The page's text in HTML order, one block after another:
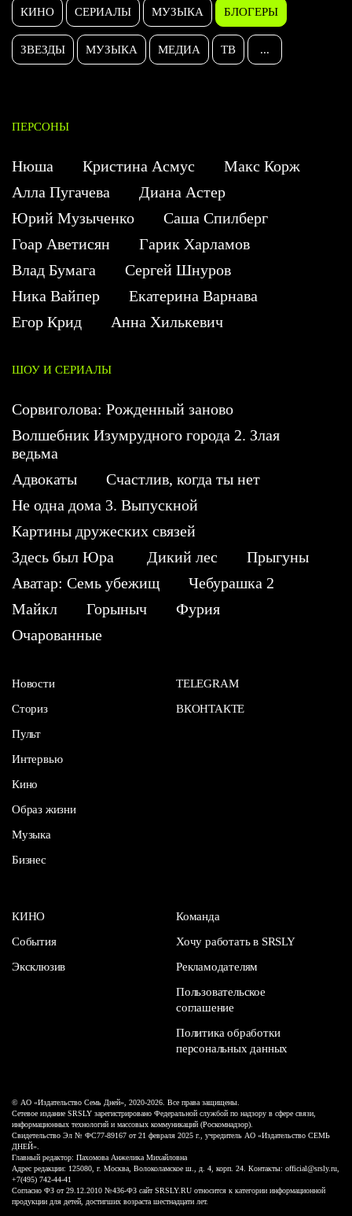
КИНО СЕРИАЛЫ МУЗЫКА БЛОГЕРЫ
ЗВЕЗДЫ МУЗЫКА МЕДИА ТВ ...
ПЕРСОНЫ
Нюша Кристина Асмус
Макс Корж
Алла Пугачева
Диана Астер
Юрий Музыченко
Саша Спилберг
Гоар Аветисян
Гарик Харламов
Влад Бумага
Сергей Шнуров
Ника Вайпер
Екатерина Варнава
Егор Крид
Анна Хилькевич
ШОУ И СЕРИАЛЫ
Сорвиголова: Рожденный заново
Волшебник Изумрудного города 2. Злая
ведьма
Адвокаты
Счастлив, когда ты нет
Не одна дома 3. Выпускной
Картины дружеских связей
Здесь был Юра
Дикий лес
Прыгуны
Аватар: Семь убежищ
Чебурашка 2
Майкл
Горыныч
Фурия
Очарованные
Новости
Сториз
Пульт
Интервью
Кино
Образ жизни
Музыка
Бизнес
TELEGRAM
ВКОНТАКТЕ
КИНО
События
Эксклюзив
Команда
Хочу работать в SRSLY
Рекламодателям
Пользовательское
соглашение
Политика обработки
персональных данных
© АО «Издательство Семь Дней», 2020-2026. Все права защищены.
Сетевое издание SRSLY зарегистрировано Федеральной службой по надзору в сфере связи,
информационных технологий и массовых коммуникаций (Роскомнадзор).
Свидетельство Эл № ФС77-89167 от 21 февраля 2025 г., учредитель АО «Издательство СЕМЬ
ДНЕЙ».
Главный редактор: Пахомова Анжелика Михайловна
Адрес редакции: 125080, г. Москва, Волоколамское ш., д. 4, корп. 24. Контакты: official@srsly.ru,
+7(495) 742-44-41
Согласно ФЗ от 29.12.2010 №436-ФЗ сайт SRSLY.RU относится к категории информационной
продукции для детей, достигших возраста шестнадцати лет.